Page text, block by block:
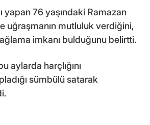
yapan 76 yaşındaki Ramazan
uğraşmanın mutluluk verdiğini,
imkanı bulduğunu belirtti.
aylarda harçlığını
sümbülü satarak